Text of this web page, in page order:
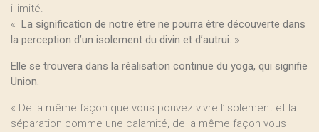
illimité.
« La signification de notre être ne pourra être découverte dans
la perception d’un isolement du divin et d’autrui. »
Elle se trouvera dans la réalisation continue du yoga, qui signifie
Union.
« De la même façon que vous pouvez vivre l’isolement et la
séparation comme une calamité, de la même façon vous